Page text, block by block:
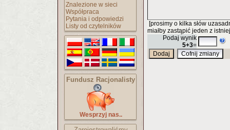
Znalezione w sieci
Współpraca
Pytania i odpowiedzi
Listy od czytelników
Fundusz Racjonalisty
Wesprzyj nas..
[prosimy o kilka słów
miałby zastąpić jeden z
Podaj wynik
5+3=